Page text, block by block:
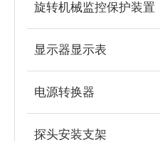
旋转机械监控保护装置
显示器显示表
电源转换器
探头安装支架